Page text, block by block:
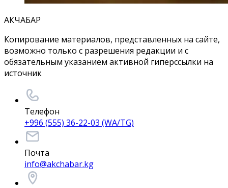
АКЧАБАР
Копирование материалов, представленных на сайте,
возможно только с разрешения редакции и с
обязательным указанием активной гиперссылки на
источник
Телефон
+996 (555) 36-22-03 (WA/TG)
Почта
info@akchabar.kg